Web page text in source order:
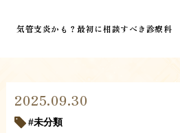
気管支炎かも？最初に相談すべき診療科
2025.09.30
未分類